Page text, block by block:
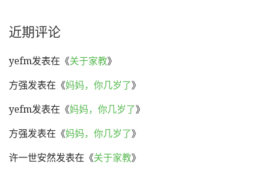
近期评论
yefm发表在《关于家教》
方强发表在《妈妈，你几岁了》
yefm发表在《妈妈，你几岁了》
方强发表在《妈妈，你几岁了》
许一世安然发表在《关于家教》